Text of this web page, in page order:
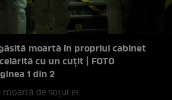
moartă în propriul cabinet
cu un cuțit | FOTO
1 din 2
de soțul ei.